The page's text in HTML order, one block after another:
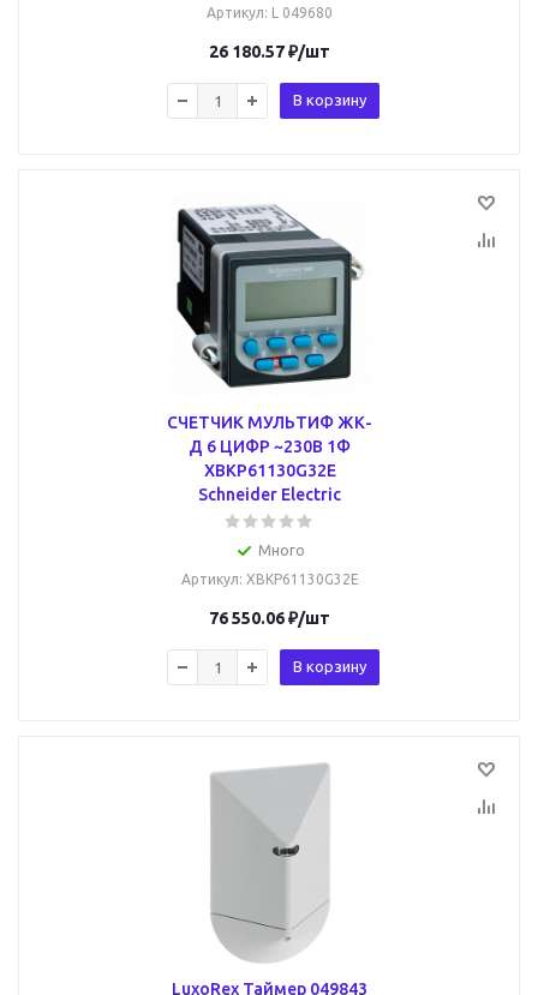
Артикул: L 049680
26 180.57₽/шт
В корзину
СЧЕТЧИК МУЛЬТИФ ЖК-
Д 6 ЦИФР ~230В 1Ф
XBKP61130G32E
Schneider Electric
Много
Артикул: XBKP61130G32E
76 550.06₽/шт
В корзину
LuxoRex Таймер 049843